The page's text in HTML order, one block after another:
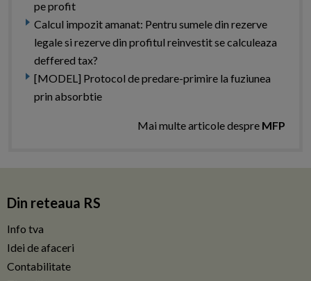
pe profit
Calcul impozit amanat: Pentru sumele din rezerve
legale si rezerve din profitul reinvestit se calculeaza
deffered tax?
[MODEL] Protocol de predare-primire la fuziunea
prin absorbtie
Mai multe articole despre MFP
Din reteaua RS
Info tva
Idei de afaceri
Contabilitate